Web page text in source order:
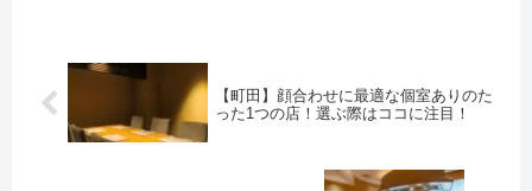
【町田】顔合わせに最適な個室ありのた
った1つの店！選ぶ際はココに注目！